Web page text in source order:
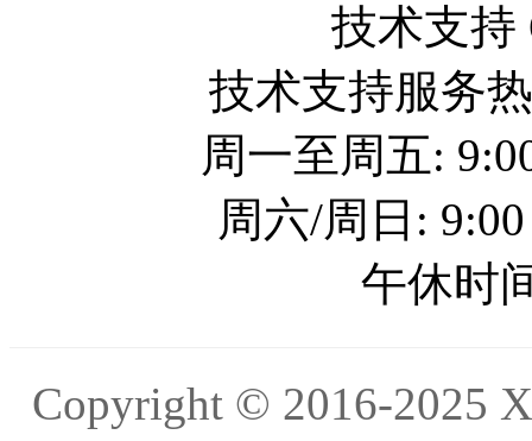
技术支持
技术支持服务
周一至周五:
周六/周日:
午休时
Copyright © 2016-2025